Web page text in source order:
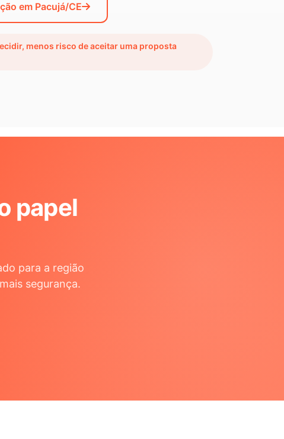
em Pacujá/CE
menos risco de aceitar uma proposta
papel
para a região
segurança.